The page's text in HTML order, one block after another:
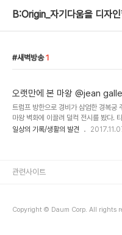
B:Origin_자기다움을 디자
새벽방송 1
오랫만에 본 마왕 @jean
트럼프 방한으로 경비가 삼엄한 경복궁
마왕 벽화에 이끌려 덜컥 전시를 봤다.
그래퍼 등 각자의 세계가 있는 22명의
최측에서도 고려했던지 마지막은 빵터짐
일상의 기록/생활의 발견
Copyright © Daum Corp. All rights
관련사이트